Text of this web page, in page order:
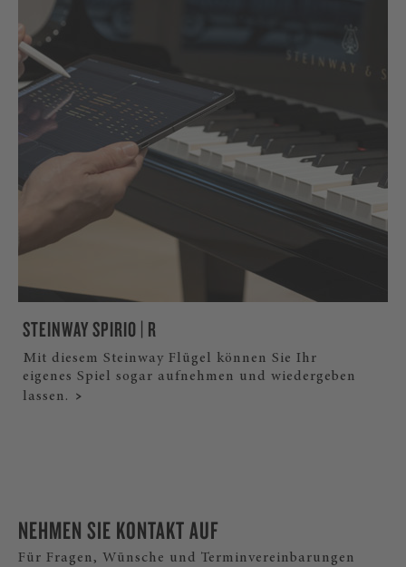
STEINWAY SPIRIO | R
Mit diesem Steinway Flügel können Sie Ihr
eigenes Spiel sogar aufnehmen und wiedergeben
lassen.
NEHMEN SIE KONTAKT AUF
Für Fragen, Wünsche und Terminvereinbarungen